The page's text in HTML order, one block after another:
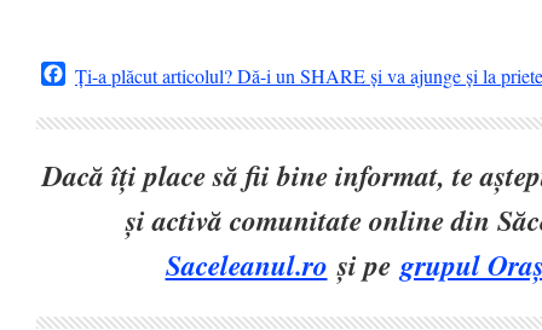
Facebook
Ți-a plăcut articolul? Dă-i un SHARE și va ajunge și la
Dacă îți place să fii bine informat, te
și activă comunitate online din
Saceleanul.ro și pegrupul